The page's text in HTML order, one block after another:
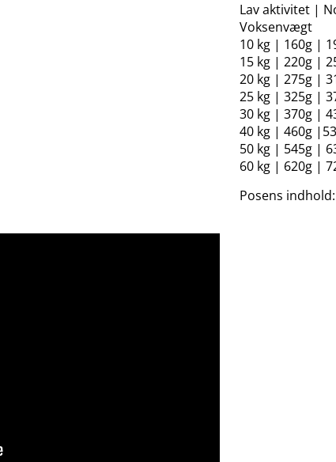
Lav aktivitet |
Voksenvægt
10 kg | 160g |
15 kg | 220g |
20 kg | 275g |
25 kg | 325g |
30 kg | 370g |
40 kg | 460g
50 kg | 545g |
60 kg | 620g |
Posens